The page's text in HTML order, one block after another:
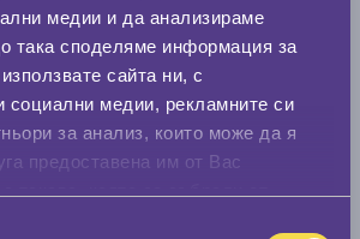
медии и да анализираме
така споделяме информация за
сайта ни, с
социални медии, рекламните си
за анализ, които може да я
предоставена им от Вас
Стар размер